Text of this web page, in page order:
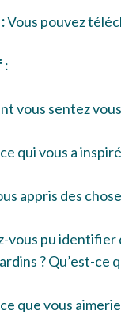
:Vous pouvez
:
vous sentez
qui vous a
appris des
vous pu
? Qu’est-ce
que vous